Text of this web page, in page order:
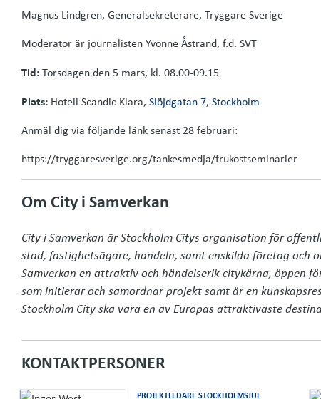
Magnus Lindgren, Generalsekreterare, Tryggare Sverige
Moderator är journalisten Yvonne Åstrand, f.d. SVT
Tid:Torsdagen den 5 mars, kl. 08.00-09.15
Plats: Hotell Scandic Klara, Slöjdgatan 7, Stockholm
Anmäl dig via följande länk senast 28 februari:
https://tryggaresverige.org/tankesmedja/frukostseminarier
Om City i Samverkan
City i Samverkan är Stockholm Citys organisation för
stad, fastighetsägare, handeln, samt enskilda företag och
Samverkan en attraktiv och händelserik citykärna, öppen
som initierar och samordnar projekt samt är en
Stockholm City ska vara en av Europas attraktivaste
KONTAKTPERSONER
PROJEKTLEDARE STOCKHOLMSJUL